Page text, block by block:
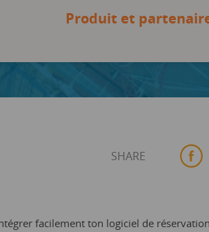
Produit et
SHARE
facilement ton logiciel de